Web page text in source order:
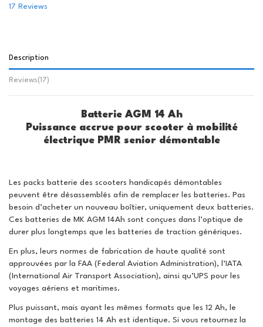
17 Reviews
Description
Reviews(17)
Batterie AGM 14 Ah
Puissance accrue pour scooter à mobilité
électrique PMR senior démontable
Les packs batterie des scooters handicapés démontables
peuvent être désassemblés afin de remplacer les batteries. Pas
besoin d’acheter un nouveau boîtier, uniquement deux batteries.
Ces batteries de MK AGM 14Ah sont conçues dans l’optique de
durer plus longtemps que les batteries de traction génériques.
En plus, leurs normes de fabrication de haute qualité sont
approuvées par la FAA (Federal Aviation Administration), l’IATA
(International Air Transport Association), ainsi qu’UPS pour les
voyages aériens et maritimes.
Plus puissant, mais ayant les mêmes formats que les 12 Ah, le
montage des batteries 14 Ah est identique. Si vous retournez la